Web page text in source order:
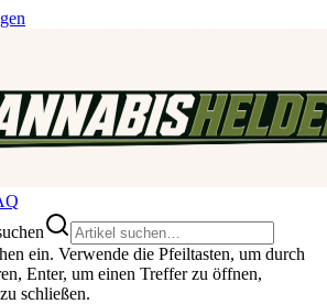
ein. Verwende die Pfeiltasten, um durch
Enter, um einen Treffer zu öffnen,
schließen.